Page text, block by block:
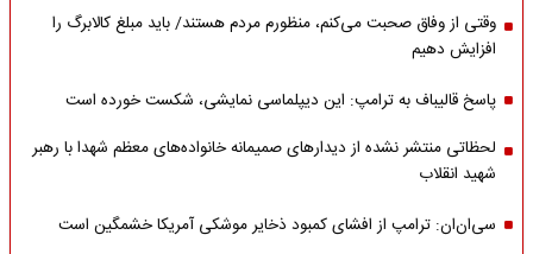
وقتی از وفاق صحبت می‌کنم، منظورم مردم هستند/ باید مبلغ کالابرگ را
افزایش دهیم
پاسخ قالیباف به ترامپ: این دیپلماسی نمایشی، شکست خورده است
لحظاتی منتشر نشده از دیدارهای صمیمانه خانواده‌های معظم شهدا با رهبر
شهید انقلاب
سی‌ان‌ان: ترامپ از افشای کمبود ذخایر موشکی آمریکا خشمگین است